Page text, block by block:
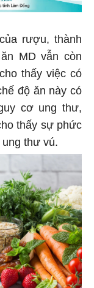
rượu, thành
MD vẫn còn
thấy việc có
độ ăn này có
cơ ung thư,
thấy sự phức
thư vú.